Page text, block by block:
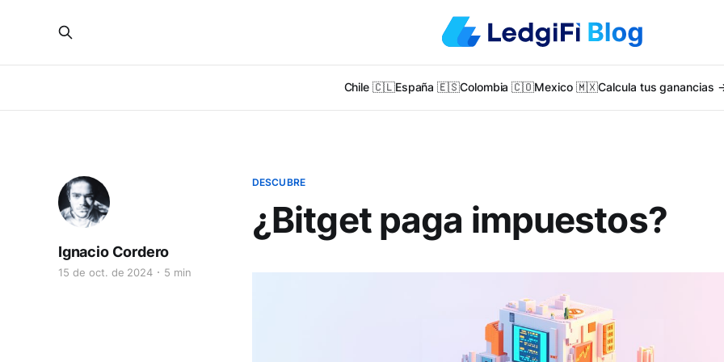
Chile 🇨🇱España 🇪🇸Colombia 🇨🇴Mexico 🇲🇽Calcula tus ganancias
DESCUBRE
¿Bitget paga impuestos?
Ignacio Cordero
15 de oct. de 2024 5 min